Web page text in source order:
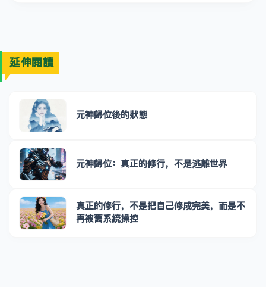
延伸閱讀
元神歸位後的狀態
元神歸位：真正的修行，不是逃離世界
真正的修行，不是把自己修成完美，而是不
再被舊系統操控